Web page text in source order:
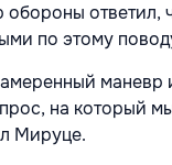
ответил,
по этому
маневр
на который
Мируце.